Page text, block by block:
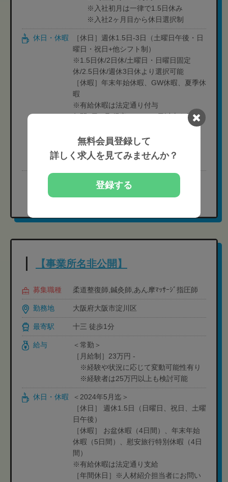
※入社初月は一律で1.5日休み
※入社2ヶ月目から休日選択制
休日・休暇
［休日］週休1.5日-3日（土曜日午後・日
曜日・祝日+他シフト制）
※1.5日休/2日休/土曜日・日曜日固定
休/2.5日休/週休3日休より選択可能
［休暇］年末年始休暇、GW休暇、夏季休
暇
※有給休暇は法定通り付与
年間5日の取得率100％、5日以上も希望
［年間休日］人材紹介担当者にお問い合
わせください。
［育休取得実績］ あり
完全無料
現在の募集要項を確認する
【事業所名非公開】
募集職種 柔道整復師,鍼灸師,あん摩ﾏｯｻｰｼﾞ指圧師
勤務地 大阪府大阪市淀川区
最寄駅 十三 徒歩1分
給与
＜常勤＞
［月給制］23万円 -
※経験や状況に応じて変動可能性有り
※経験者は25万円以上も検討可能
休日・休暇
＜2024年5月迄＞
［休日］ 週休1.5日（日曜日、祝日、土曜
日午後）
［休暇］ お盆休暇（4日間）、年末年始
休暇（5日間）、慰安旅行特別休暇（4日
間）
※有給休暇は法定通り支給
［年間休日］※人材紹介担当者にお問い
無料会員登録して
詳しく求人を見てみませんか？
登録する